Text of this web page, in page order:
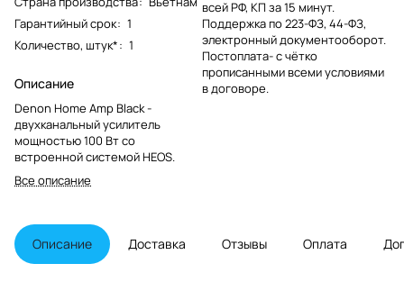
Гарантийный срок: 1
Количество, штук*: 1
Описание
Denon Home Amp Black -
двухканальный усилитель
мощностью 100 Вт со
встроенной системой HEOS.
Все описание
всей РФ, КП за 15 минут.
Поддержка по 223-ФЗ, 44-ФЗ,
электронный документооборот.
Постоплата- с чётко
прописанными всеми условиями
в договоре.
Описание Доставка Отзывы Оплата